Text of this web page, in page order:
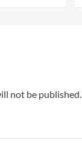
not be published.